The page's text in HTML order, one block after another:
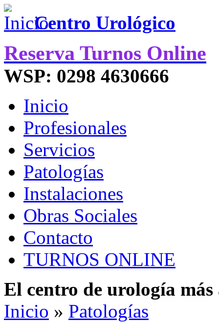
Centro Urológico
Reserva Turnos Online
WSP: 0298 4630666
Inicio
Profesionales
Servicios
Patologías
Instalaciones
Obras Sociales
Contacto
TURNOS ONLINE
El centro de urología
Inicio » Patologías